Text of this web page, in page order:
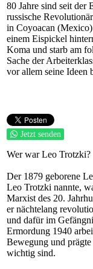
80 Jahre sind seit der
russische
in Coyoacan
einem Eispickel
Koma und starb am
Sache der
vor allem seine Ideen
Jetzt senden
Wer war Leo Trotzki?
Der 1879 geborene
Leo Trotzki nannte,
Marxist des 20.
er nächtelang
und dafür im
Ermordung 1940
Bewegung und
wichtig sind.